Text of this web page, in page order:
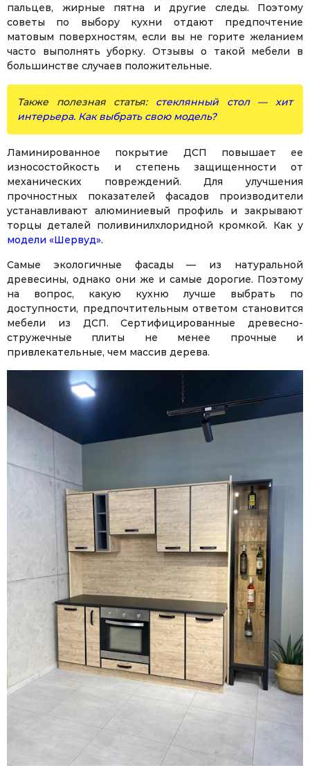
пальцев, жирные пятна и другие следы. Поэтому
советы по выбору кухни отдают предпочтение
матовым поверхностям, если вы не горите желанием
часто выполнять уборку. Отзывы о такой мебели в
большинстве случаев положительные.
Также полезная статья:
стеклянный стол — хит
интерьера. Как выбрать свою модель?
Ламинированное покрытие ДСП повышает ее
износостойкость и степень защищенности от
механических повреждений. Для улучшения
прочностных показателей фасадов производители
устанавливают алюминиевый профиль и закрывают
торцы деталей поливинилхлоридной кромкой. Как у
модели «Шервуд».
Самые экологичные фасады — из натуральной
древесины, однако они же и самые дорогие. Поэтому
на вопрос, какую кухню лучше выбрать по
доступности, предпочтительным ответом становится
мебели из ДСП. Сертифицированные древесно-
стружечные плиты не менее прочные и
привлекательные, чем массив дерева.